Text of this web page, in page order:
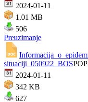
2024-01-11
1.01 MB
506
Preuzimanje
situaciji_050922_BOS
2024-01-11
342 KB
627